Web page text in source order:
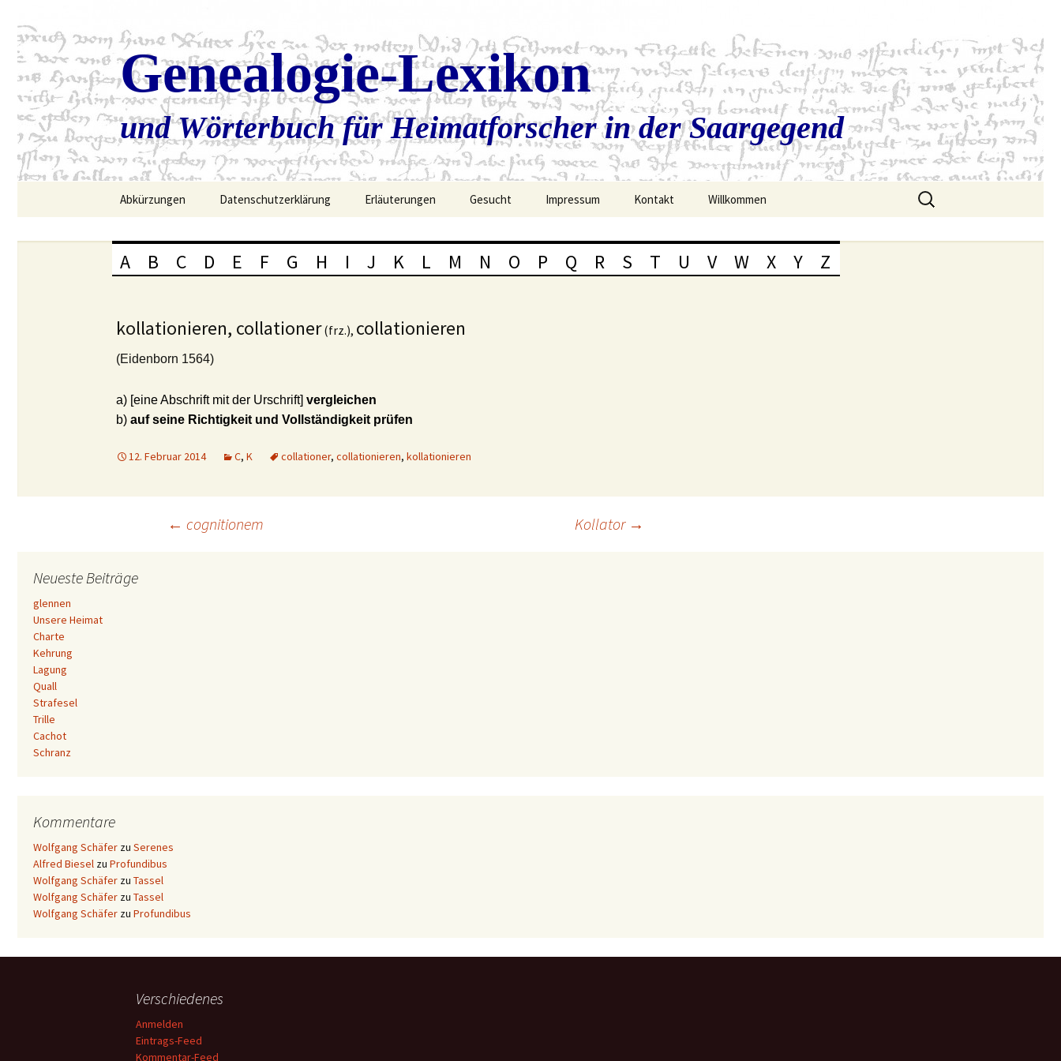
Genealogie-Lexikon
und Wörterbuch für Heimatforscher in der Saargegend
Abkürzungen Datenschutzerklärung Erläuterungen Gesucht Impressum Kontakt Willkommen
Suchen
nach:
A B C D E F G H I J K L M N O P Q R S T U V W X Y Z
kollationieren, collationer(frz.), collationieren
(Eidenborn 1564)
a) [eine Abschrift mit der Urschrift] vergleichen
b) auf seine Richtigkeit und Vollständigkeit prüfen
12. Februar 2014 C, K collationer, collationieren, kollationieren
Beitrags-
Navigation
← cognitionem Kollator →
Neueste Beiträge
glennen
Unsere Heimat
Charte
Kehrung
Lagung
Quall
Strafesel
Trille
Cachot
Schranz
Kommentare
Wolfgang Schäfer zu Serenes
Alfred Biesel zu Profundibus
Wolfgang Schäfer zu Tassel
Wolfgang Schäfer zu Tassel
Wolfgang Schäfer zu Profundibus
Verschiedenes
Anmelden
Eintrags-Feed
Kommentar-Feed